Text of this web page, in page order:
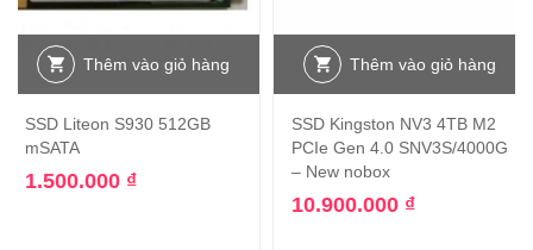
Thêm vào giỏ hàng
SSD Liteon S930 512GB
mSATA
1.500.000 ₫
Thêm vào giỏ hàng
SSD Kingston NV3 4TB M2
PCIe Gen 4.0 SNV3S/4000G
– New nobox
10.900.000 ₫